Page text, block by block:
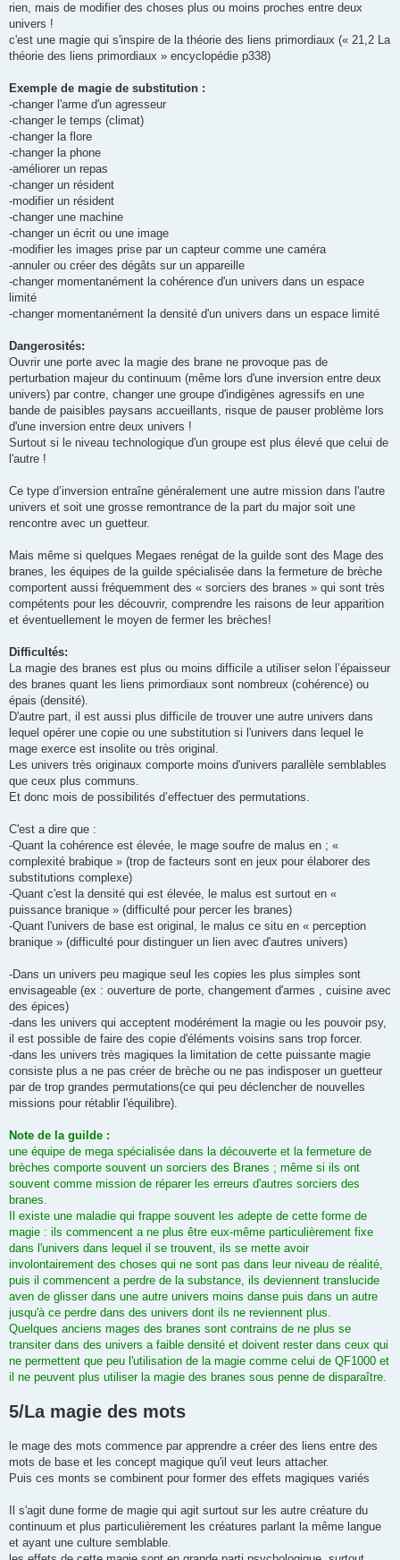
rien, mais de modifier des choses plus ou moins proches entre deux
univers !
c'est une magie qui s'inspire de la théorie des liens primordiaux (« 21,2 La
théorie des liens primordiaux » encyclopédie p338)
Exemple de magie de substitution :
-changer l'arme d'un agresseur
-changer le temps (climat)
-changer la flore
-changer la phone
-améliorer un repas
-changer un résident
-modifier un résident
-changer une machine
-changer un écrit ou une image
-modifier les images prise par un capteur comme une caméra
-annuler ou créer des dégâts sur un appareille
-changer momentanément la cohérence d'un univers dans un espace
limité
-changer momentanément la densité d'un univers dans un espace limité
Dangerosités:
Ouvrir une porte avec la magie des brane ne provoque pas de
perturbation majeur du continuum (même lors d'une inversion entre deux
univers) par contre, changer une groupe d'indigènes agressifs en une
bande de paisibles paysans accueillants, risque de pauser problème lors
d'une inversion entre deux univers !
Surtout si le niveau technologique d'un groupe est plus élevé que celui de
l'autre !
Ce type d’inversion entraîne généralement une autre mission dans l'autre
univers et soit une grosse remontrance de la part du major soit une
rencontre avec un guetteur.
Mais même si quelques Megaes renégat de la guilde sont des Mage des
branes, les équipes de la guilde spécialisée dans la fermeture de brèche
comportent aussi fréquemment des « sorciers des branes » qui sont très
compétents pour les découvrir, comprendre les raisons de leur apparition
et éventuellement le moyen de fermer les brèches!
Difficultés:
La magie des branes est plus ou moins difficile a utiliser selon l’épaisseur
des branes quant les liens primordiaux sont nombreux (cohérence) ou
épais (densité).
D'autre part, il est aussi plus difficile de trouver une autre univers dans
lequel opérer une copie ou une substitution si l'univers dans lequel le
mage exerce est insolite ou très original.
Les univers très originaux comporte moins d'univers parallèle semblables
que ceux plus communs.
Et donc mois de possibilités d’effectuer des permutations.
C'est a dire que :
-Quant la cohérence est élevée, le mage soufre de malus en ; «
complexité brabique » (trop de facteurs sont en jeux pour élaborer des
substitutions complexe)
-Quant c'est la densité qui est élevée, le malus est surtout en «
puissance branique » (difficulté pour percer les branes)
-Quant l'univers de base est original, le malus ce situ en « perception
branique » (difficulté pour distinguer un lien avec d'autres univers)
-Dans un univers peu magique seul les copies les plus simples sont
envisageable (ex : ouverture de porte, changement d'armes , cuisine avec
des épices)
-dans les univers qui acceptent modérément la magie ou les pouvoir psy,
il est possible de faire des copie d'éléments voisins sans trop forcer.
-dans les univers très magiques la limitation de cette puissante magie
consiste plus a ne pas créer de brèche ou ne pas indisposer un guetteur
par de trop grandes permutations(ce qui peu déclencher de nouvelles
missions pour rétablir l'équilibre).
Note de la guilde :
une équipe de mega spécialisée dans la découverte et la fermeture de
brèches comporte souvent un sorciers des Branes ; même si ils ont
souvent comme mission de réparer les erreurs d'autres sorciers des
branes.
Il existe une maladie qui frappe souvent les adepte de cette forme de
magie : ils commencent a ne plus être eux-même particulièrement fixe
dans l'univers dans lequel il se trouvent, ils se mette avoir
involontairement des choses qui ne sont pas dans leur niveau de réalité,
puis il commencent a perdre de la substance, ils deviennent translucide
aven de glisser dans une autre univers moins danse puis dans un autre
jusqu'à ce perdre dans des univers dont ils ne reviennent plus.
Quelques anciens mages des branes sont contrains de ne plus se
transiter dans des univers a faible densité et doivent rester dans ceux qui
ne permettent que peu l'utilisation de la magie comme celui de QF1000 et
il ne peuvent plus utiliser la magie des branes sous penne de disparaître.
5/La magie des mots
le mage des mots commence par apprendre a créer des liens entre des
mots de base et les concept magique qu'il veut leurs attacher.
Puis ces monts se combinent pour former des effets magiques variés
Il s'agit dune forme de magie qui agit surtout sur les autre créature du
continuum et plus particulièrement les créatures parlant la même langue
et ayant une culture semblable.